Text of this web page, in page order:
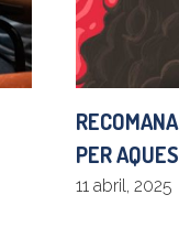
PER
11 abril, 2025